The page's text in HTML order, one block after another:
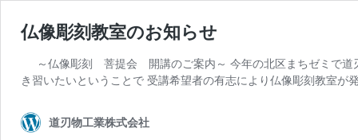
仏像彫刻教室のお知らせ
～仏像彫刻 菩提会 開講のご案内～ 今年の北区まちゼミで道
き習いたいということで 受講希望者の有志により仏像彫刻教室
道刃物工業株式会社